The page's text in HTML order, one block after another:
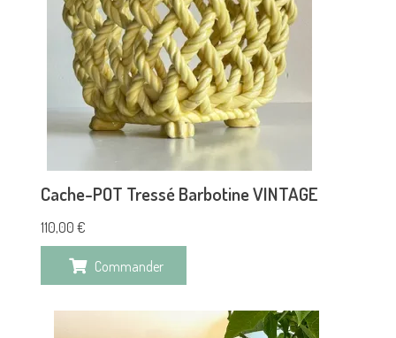
Cache-POT Tressé Barbotine VINTAGE
110,00 €
Commander